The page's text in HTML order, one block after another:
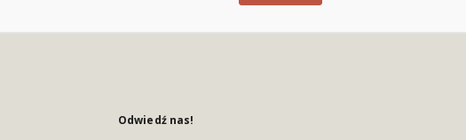
Odwiedź nas!